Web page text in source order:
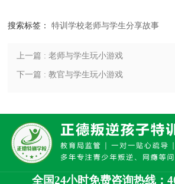
搜索标签：特训学校老师与学生分享故事
上一篇 : 老师与学生玩小游戏
下一篇 : 教官与学生玩小游戏
全国24小时免费咨询热线：